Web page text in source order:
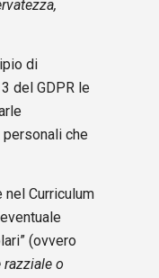
di
del GDPR le
che
nel Curriculum
(ovvero
razziale o